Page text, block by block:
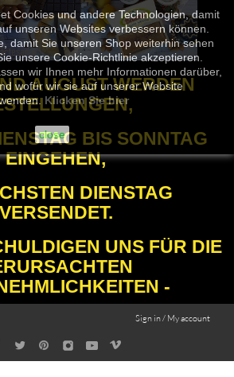
Cookies und andere Technologien, damit
unseren Websites verbessern können.
damit Sie unseren Shop weiterhin sehen
unsere Cookie-Richtlinie akzeptieren.
wir Ihnen mehr Informationen darüber,
wofür wir sie auf unserer Website
Klicken Sie hier
close
AUGUST WERDEN
BIS SONNTAG
EINGEHEN,
DIENSTAG
VERSENDET.
UNS FÜR DIE
-
Sign in / My account